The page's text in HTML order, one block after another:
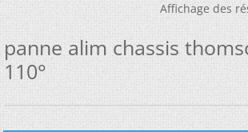
Affichage des
panne alim chassis
110°